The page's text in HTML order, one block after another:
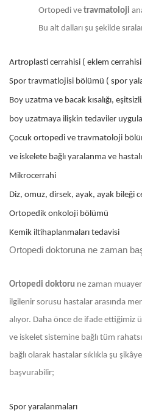
Ortopedi ve travmatoloji
Bu alt dalları şu şekilde
Artroplasti cerrahisi ( eklem
Spor travmatlojisi bölümü ( spor
Boy uzatma ve bacak kısalığı,
boy uzatmaya ilişkin tedaviler
Çocuk ortopedi ve travmatoloji
ve iskelete bağlı yaralanma ve
Mikrocerrahi
Diz, omuz, dirsek, ayak, ayak bileği
Ortopedik onkoloji bölümü
Kemik iltihaplanmaları tedavisi
Ortopedi doktoruna ne zaman
Ortopedi doktoru ne zaman
ilgilenir sorusu hastalar arasında
alıyor. Daha önce de ifade ettiğimiz
ve iskelet sistemine bağlı tüm
bağlı olarak hastalar sıklıkla şu
başvurabilir;
Spor yaralanmaları